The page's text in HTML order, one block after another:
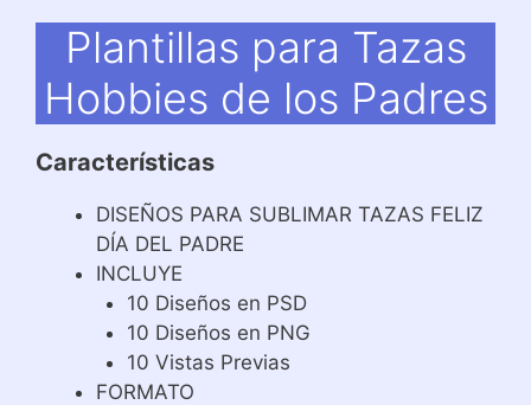
Plantillas para Tazas
Hobbies de los Padres
Características
DISEÑOS PARA SUBLIMAR TAZAS FELIZ
DÍA DEL PADRE
INCLUYE
10 Diseños en PSD
10 Diseños en PNG
10 Vistas Previas
FORMATO